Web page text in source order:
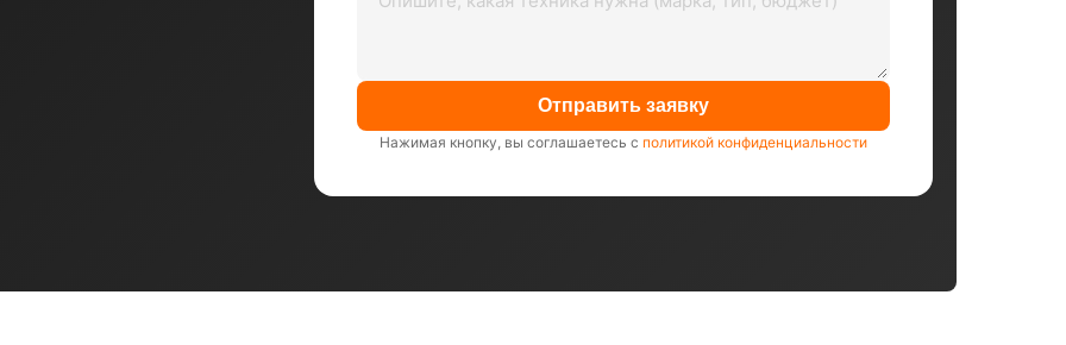
Отправить заявку
Нажимая кнопку, вы соглашаетесь с политикой конфиденциальности